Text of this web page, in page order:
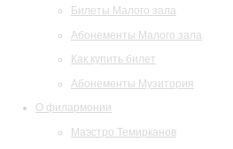
Билеты Малого зала
Абонементы Малого зала
Как купить билет
Абонементы Музитория
О филармонии
Маэстро Темирканов